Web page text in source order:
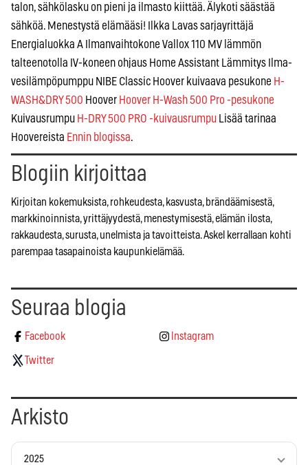
talon, sähkölasku on pieni ja ilmasto kiittää. Älykoti säästää
sähköä. Menestystä elämääsi! Ilkka Lavas sarjayrittäjä
Energialuokka A Ilmanvaihtokone Vallox 110 MV lämmön
talteenotolla IV-koneen ohjaus Home Assistant Lämmitys Ilma-
vesilämpöpumppu NIBE Classic Hoover kuivaava pesukone H-
WASH&DRY 500 Hoover Hoover H-Wash 500 Pro -pesukone
Kuivausrumpu H-DRY 500 PRO -kuivausrumpu Lisää tarinaa
Hoovereista Ennin blogissa.
Blogiin kirjoittaa
Kirjoitan kokemuksista, rohkeudesta, kasvusta, brändäämisestä,
markkinoinnista, yrittäjyydestä, menestymisestä, elämän ilosta,
rakkaudesta, surusta, unelmista ja tavoitteista. Askel kerrallaan kohti
parempaa tasapainoista kaupunkielämää.
Seuraa blogia
Facebook Instagram
Twitter
Arkisto
2025